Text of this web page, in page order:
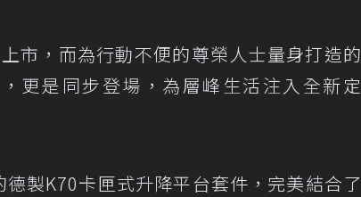
市，而為行動不便的尊榮人士量身打造的
更是同步登場，為層峰生活注入全新定
製K70卡匣式升降平台套件，完美結合了